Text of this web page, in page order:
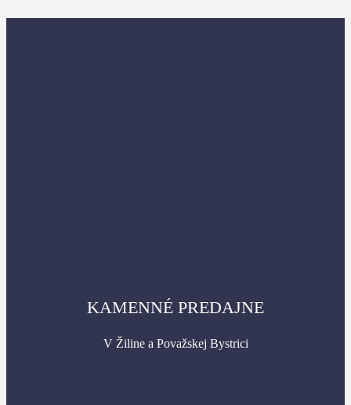
KAMENNÉ PREDAJNE
V Žiline a Považskej Bystrici